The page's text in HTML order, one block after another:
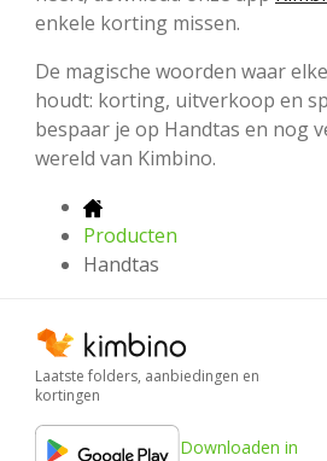
enkele korting missen.
De magische woorden waar
houdt: korting, uitverkoop en
bespaar je op Handtas en nog
wereld van Kimbino.
Producten
Handtas
Laatste folders, aanbiedingen en
kortingen
Downloaden in